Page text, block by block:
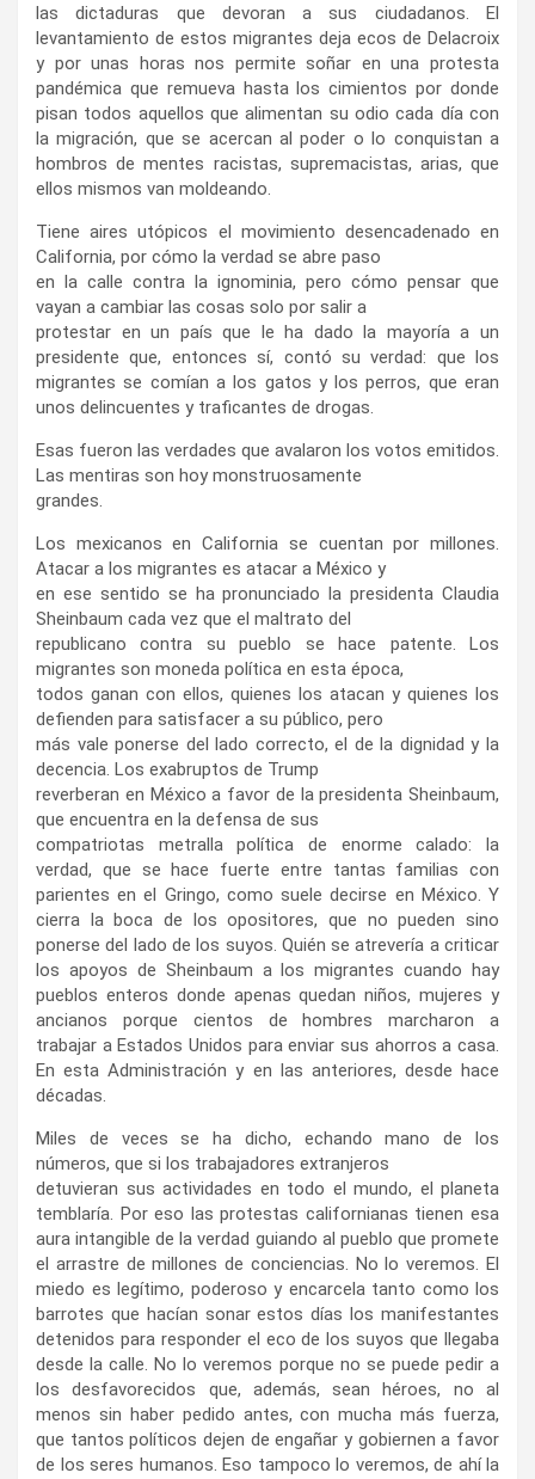
las dictaduras que devoran a sus ciudadanos. El
levantamiento de estos migrantes deja ecos de Delacroix
y por unas horas nos permite soñar en una protesta
pandémica que remueva hasta los cimientos por donde
pisan todos aquellos que alimentan su odio cada día con
la migración, que se acercan al poder o lo conquistan a
hombros de mentes racistas, supremacistas, arias, que
ellos mismos van moldeando.
‌Tiene aires utópicos el movimiento desencadenado en
California, por cómo la verdad se abre paso
en la calle contra la ignominia, pero cómo pensar que
vayan a cambiar las cosas solo por salir a
protestar en un país que le ha dado la mayoría a un
presidente que, entonces sí, contó su verdad: que los
migrantes se comían a los gatos y los perros, que eran
unos delincuentes y traficantes de drogas.
Esas fueron las verdades que avalaron los votos emitidos.
Las mentiras son hoy monstruosamente
grandes.
‌Los mexicanos en California se cuentan por millones.
Atacar a los migrantes es atacar a México y
en ese sentido se ha pronunciado la presidenta Claudia
Sheinbaum cada vez que el maltrato del
republicano contra su pueblo se hace patente. Los
migrantes son moneda política en esta época,
todos ganan con ellos, quienes los atacan y quienes los
defienden para satisfacer a su público, pero
más vale ponerse del lado correcto, el de la dignidad y la
decencia. Los exabruptos de Trump
reverberan en México a favor de la presidenta Sheinbaum,
que encuentra en la defensa de sus
compatriotas metralla política de enorme calado: la
verdad, que se hace fuerte entre tantas familias con
parientes en el Gringo, como suele decirse en México. Y
cierra la boca de los opositores, que no pueden sino
ponerse del lado de los suyos. Quién se atrevería a criticar
los apoyos de Sheinbaum a los migrantes cuando hay
pueblos enteros donde apenas quedan niños, mujeres y
ancianos porque cientos de hombres marcharon a
trabajar a Estados Unidos para enviar sus ahorros a casa.
En esta Administración y en las anteriores, desde hace
décadas.
‌Miles de veces se ha dicho, echando mano de los
números, que si los trabajadores extranjeros
detuvieran sus actividades en todo el mundo, el planeta
temblaría. Por eso las protestas californianas tienen esa
aura intangible de la verdad guiando al pueblo que promete
el arrastre de millones de conciencias. No lo veremos. El
miedo es legítimo, poderoso y encarcela tanto como los
barrotes que hacían sonar estos días los manifestantes
detenidos para responder el eco de los suyos que llegaba
desde la calle. No lo veremos porque no se puede pedir a
los desfavorecidos que, además, sean héroes, no al
menos sin haber pedido antes, con mucha más fuerza,
que tantos políticos dejen de engañar y gobiernen a favor
de los seres humanos. Eso tampoco lo veremos, de ahí la